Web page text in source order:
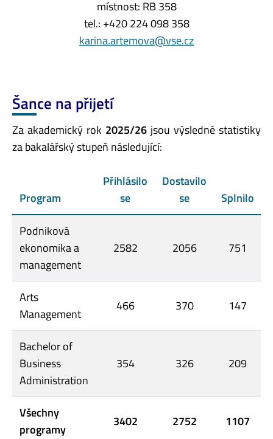
místnost: RB 358
tel.: +420 224 098 358
karina.artemova@vse.cz
Šance na přijetí
Za akademický rok 2025/26 jsou výsledné statistiky
za bakalářský stupeň následující:
Program
Přihlásilo
se
Dostavilo
se
Splnilo
Podniková
ekonomika a
management
2582 2056 751
Arts
Management
466 370 147
Bachelor of
Business
Administration
354 326 209
Všechny
programy
3402 2752 1107